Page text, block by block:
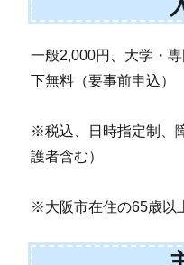
一般2,000円、大学・
下無料（要事前申込）
※税込、日時指定制、
護者含む）
※大阪市在住の65歳以